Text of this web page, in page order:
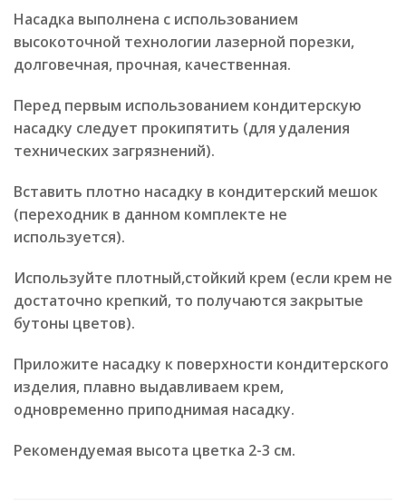
Насадка выполнена с использованием
высокоточной технологии лазерной порезки,
долговечная, прочная, качественная.
Перед первым использованием кондитерскую
насадку следует прокипятить (для удаления
технических загрязнений).
Вставить плотно насадку в кондитерский мешок
(переходник в данном комплекте не
используется).
Используйте плотный,стойкий крем (если крем не
достаточно крепкий, то получаются закрытые
бутоны цветов).
Приложите насадку к поверхности кондитерского
изделия, плавно выдавливаем крем,
одновременно приподнимая насадку.
Рекомендуемая высота цветка 2-3 см.